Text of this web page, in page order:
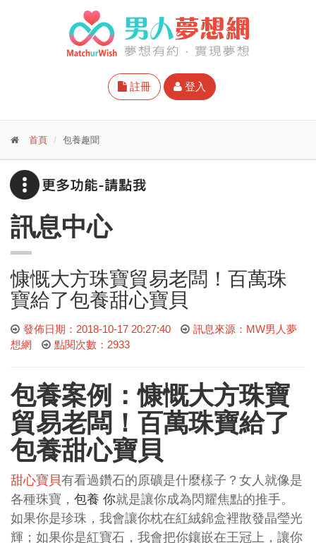
註冊 登入
首頁 包養趣聞
訊息中心
慷慨大方珠寶貿易老闆！百萬珠
寶給了包養甜心寶貝
發佈日期：2018-10-17 20:27:40
訊息來源：MW男人夢
想網
點閱次數：2933
包養案例：慷慨大方珠寶
貿易老闆 ！百萬珠寶給了
包養甜心寶貝
甜心寶貝有看過鑽石的原礦是什麼樣子？女人就像是
各種珠寶， 包養 你就是讓你成為閃耀焦點的推手。
如果你是珍珠，我會讓你枕在紅絨錦盒裡散發晶瑩光
輝；如果你是紅寶石，我會把你鑲嵌在王冠上，讓你